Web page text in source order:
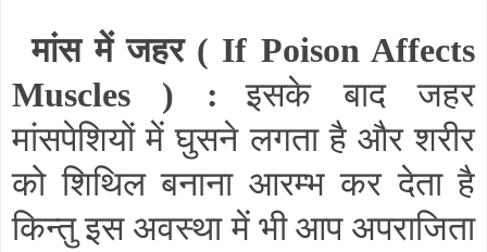
मांस में जहर ( If Poison Affects
Muscles
) :
इसके बाद जहर
मांसपेशियों में घुसने लगता है और शरीर
को शिथिल बनाना आरम्भ कर देता है
किन्तु इस अवस्था में भी आप अपराजिता